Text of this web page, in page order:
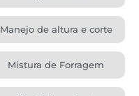
Manejo de altura e corte
Mistura de Forragem